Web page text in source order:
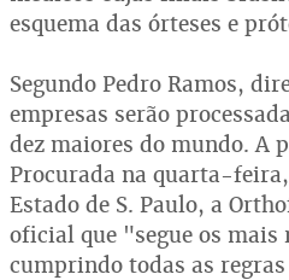
esquema das órteses e
Segundo Pedro Ramos,
empresas serão
dez maiores do mundo. A
Procurada na quarta-
Estado de S. Paulo, a
oficial que "segue os mais
cumprindo todas as